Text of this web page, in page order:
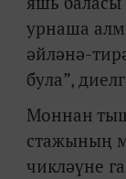
урнаша
әйләнә-
була”,
Моннан
стажының
чикләүне